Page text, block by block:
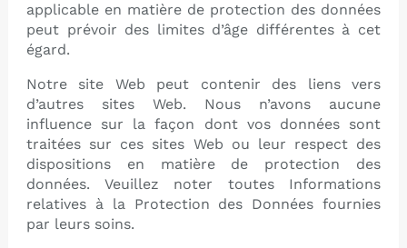
applicable en matière de protection des données
peut prévoir des limites d’âge différentes à cet
égard.
Notre site Web peut contenir des liens vers
d’autres sites Web. Nous n’avons aucune
influence sur la façon dont vos données sont
traitées sur ces sites Web ou leur respect des
dispositions en matière de protection des
données. Veuillez noter toutes Informations
relatives à la Protection des Données fournies
par leurs soins.